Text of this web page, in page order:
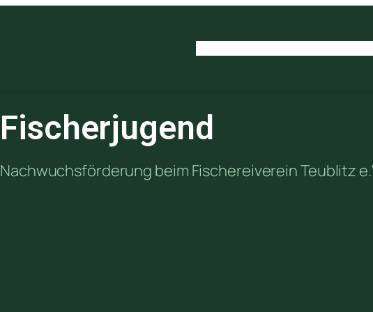
Fischerjugend
Nachwuchsförderung beim Fischereiverein Teublitz